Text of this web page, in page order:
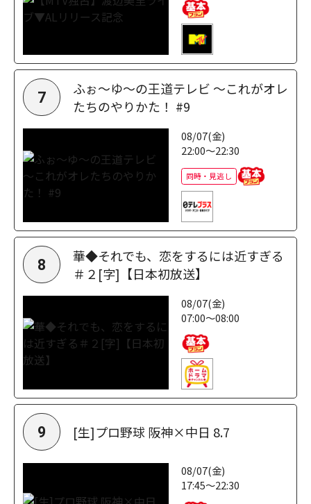
7
ふぉ～ゆ～の王道テレビ ～これがオレ
たちのやりかた！ #9
08/07(金)
22:00～22:30
同時・見逃し
8
華◆それでも、恋をするには近すぎる
＃２[字]【日本初放送】
08/07(金)
07:00～08:00
9 [生]プロ野球 阪神×中日 8.7
08/07(金)
17:45～22:30